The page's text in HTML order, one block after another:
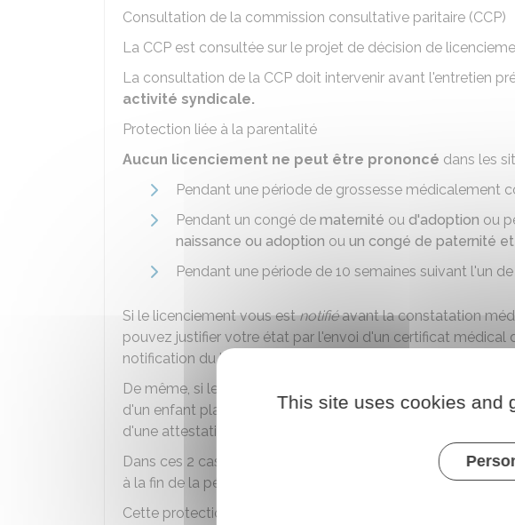
Consultation de la commission consultative paritaire (CCP)
La CCP est consultée sur le projet de décision de
La consultation de la CCP doit intervenir avant l'entretien
activité syndicale.
Protection liée à la parentalité
Aucun licenciement ne peut être prononcé dans les
Pendant une période de grossesse médicalement
Pendant un congé de maternité ou d'adoption ou
naissance ou adoption ou un congé de paternité
Pendant une période de 10 semaines suivant l'un
Si le licenciement vous estnotifiéavant la constatation
pouvez justifier votre état par l'envoi d'un certificat médical
notification du licenciement.
De même, si le licenciement vous est notifié dans les 15
d'un enfant placé en vue de son adoption, vous pouvez
d'une attestation du service de l'
Dans ces 2 cas, le licenciement est alors annulé. La
à la fin de la période 10 semaines suivant votre congé.
Cette protection ne s'applique pas si l'administration est
This site uses cookies and